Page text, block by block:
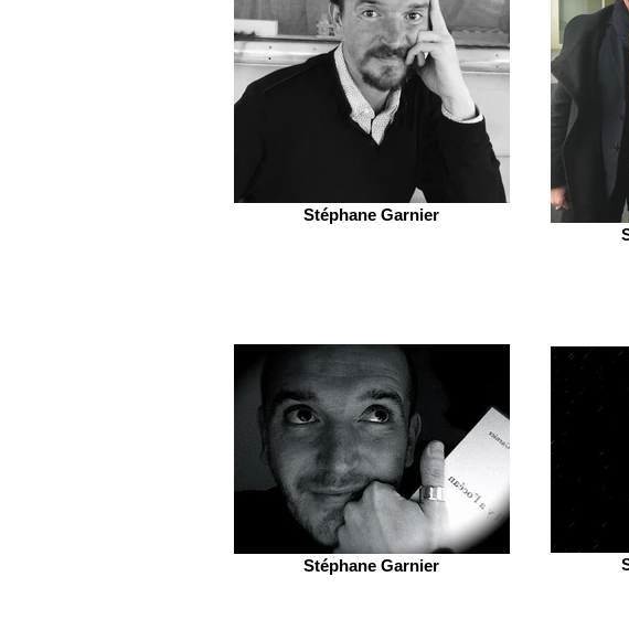
Stéphane Garnier
Stéphane Garnier